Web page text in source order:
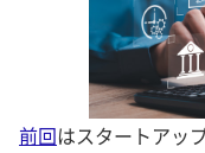
前回はスタートアッ